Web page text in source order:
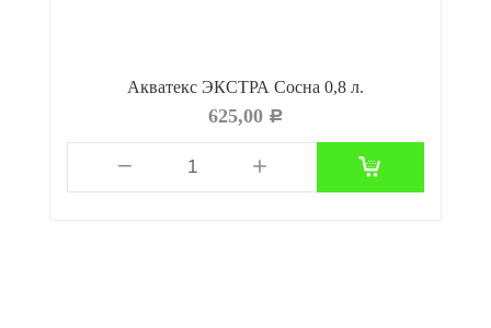
Акватекс ЭКСТРА Сосна 0,8 л.
625,00 Р